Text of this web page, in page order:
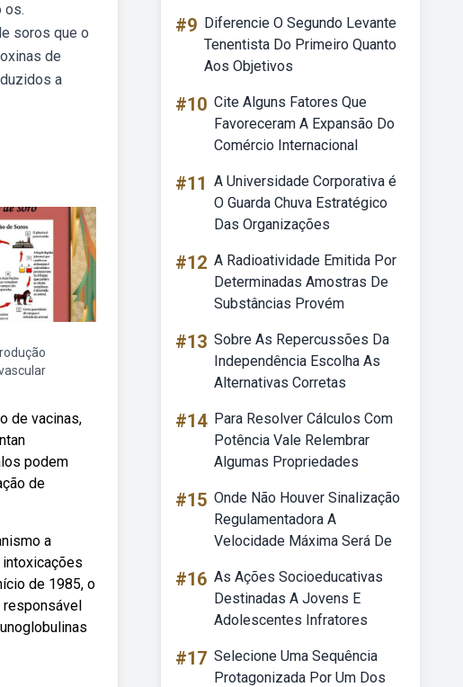
os.
soros que o
de
a
de vacinas,
podem
de
a
de 1985, o
responsável
#9 Diferencie O Segundo Levante
Tenentista Do Primeiro Quanto
Aos Objetivos
#10 Cite Alguns Fatores Que
Favoreceram A Expansão Do
Comércio Internacional
#11 A Universidade Corporativa é
O Guarda Chuva Estratégico
Das Organizações
#12 A Radioatividade Emitida Por
Determinadas Amostras De
Substâncias Provém
#13 Sobre As Repercussões Da
Independência Escolha As
Alternativas Corretas
#14 Para Resolver Cálculos Com
Potência Vale Relembrar
Algumas Propriedades
#15 Onde Não Houver Sinalização
Regulamentadora A
Velocidade Máxima Será De
#16 As Ações Socioeducativas
Destinadas A Jovens E
Adolescentes Infratores
#17 Selecione Uma Sequência
Protagonizada Por Um Dos